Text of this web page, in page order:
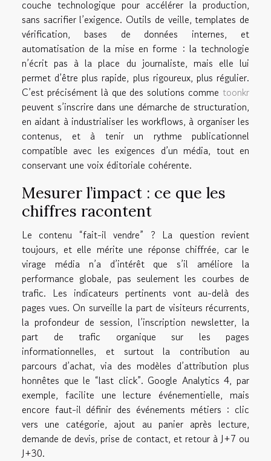
couche technologique pour accélérer la production,
sans sacrifier l’exigence. Outils de veille, templates de
vérification, bases de données internes, et
automatisation de la mise en forme : la technologie
n’écrit pas à la place du journaliste, mais elle lui
permet d’être plus rapide, plus rigoureux, plus régulier.
C’est précisément là que des solutions comme toonkr
peuvent s’inscrire dans une démarche de structuration,
en aidant à industrialiser les workflows, à organiser les
contenus, et à tenir un rythme publicationnel
compatible avec les exigences d’un média, tout en
conservant une voix éditoriale cohérente.
Mesurer l’impact : ce que les
chiffres racontent
Le contenu “fait-il vendre” ? La question revient
toujours, et elle mérite une réponse chiffrée, car le
virage média n’a d’intérêt que s’il améliore la
performance globale, pas seulement les courbes de
trafic. Les indicateurs pertinents vont au-delà des
pages vues. On surveille la part de visiteurs récurrents,
la profondeur de session, l’inscription newsletter, la
part de trafic organique sur les pages
informationnelles, et surtout la contribution au
parcours d’achat, via des modèles d’attribution plus
honnêtes que le “last click”. Google Analytics 4, par
exemple, facilite une lecture événementielle, mais
encore faut-il définir des événements métiers : clic
vers une catégorie, ajout au panier après lecture,
demande de devis, prise de contact, et retour à J+7 ou
J+30.